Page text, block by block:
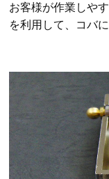
お客様が作業しや
を利用して、コバ